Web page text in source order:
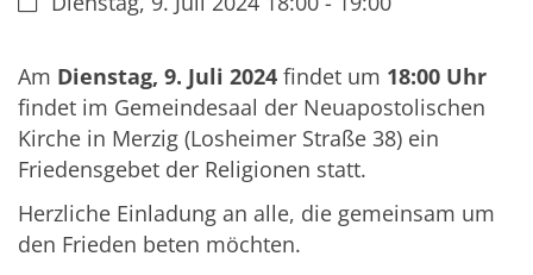
Am Dienstag, 9. Juli 2024 findet um 18:00 Uhr
findet im Gemeindesaal der Neuapostolischen
Kirche in Merzig (Losheimer Straße 38) ein
Friedensgebet der Religionen statt.
Herzliche Einladung an alle, die gemeinsam um
den Frieden beten möchten.